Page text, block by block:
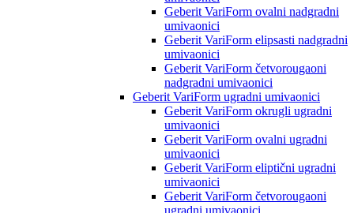
Geberit VariForm ovalni nadgradni
umivaonici
Geberit VariForm elipsasti nadgradni
umivaonici
Geberit VariForm četvorougaoni
nadgradni umivaonici
Geberit VariForm ugradni umivaonici
Geberit VariForm okrugli ugradni
umivaonici
Geberit VariForm ovalni ugradni
umivaonici
Geberit VariForm eliptični ugradni
umivaonici
Geberit VariForm četvorougaoni